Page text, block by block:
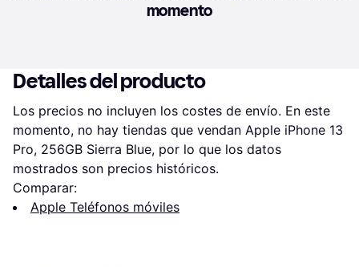
momento
Detalles del producto
Los precios no incluyen los costes de envío. En este
momento, no hay tiendas que vendan Apple iPhone 13
Pro, 256GB Sierra Blue, por lo que los datos
mostrados son precios históricos.
Comparar:
Apple Teléfonos móviles